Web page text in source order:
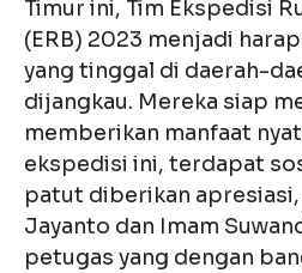
Timur ini, Tim Ekspedisi
(ERB) 2023 menjadi
yang tinggal di daerah-
dijangkau. Mereka siap
memberikan manfaat
ekspedisi ini, terdapat
patut diberikan
Jayanto dan Imam
petugas yang dengan